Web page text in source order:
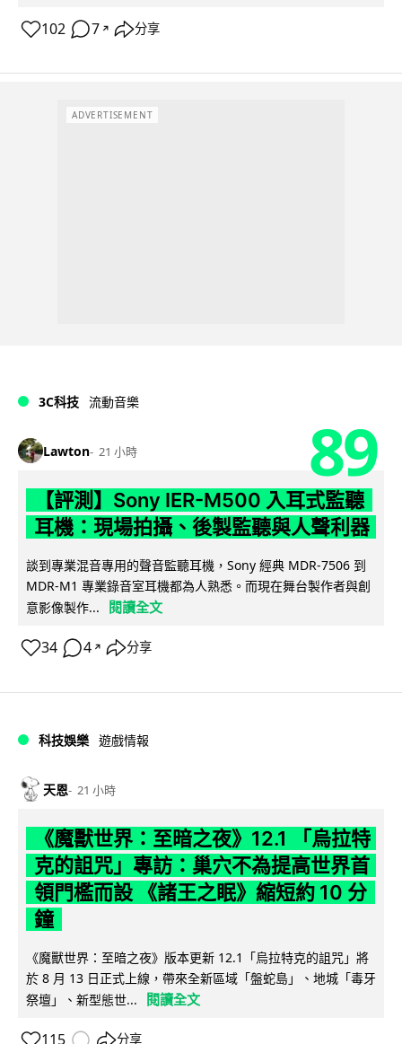
102 7 ↗ 分享
ADVERTISEMENT
3C科技 流動音樂
Lawton 21 小時 89
【評測】Sony IER-M500 入耳式監聽
耳機：現場拍攝、後製監聽與人聲利器
談到專業混音專用的聲音監聽耳機，Sony 經典 MDR-7506 到
MDR-M1 專業錄音室耳機都為人熟悉。而現在舞台製作者與創
意影像製作...
閱讀全文
34 4 ↗ 分享
科技娛樂 遊戲情報
天恩 21 小時
《魔獸世界：至暗之夜》12.1 「烏拉特
克的詛咒」專訪：巢穴不為提高世界首
領門檻而設 《諸王之眠》縮短約 10 分
鐘
《魔獸世界：至暗之夜》版本更新 12.1「烏拉特克的詛咒」將
於 8 月 13 日正式上線，帶來全新區域「盤蛇島」、地城「毒牙
祭壇」、新型態世...
閱讀全文
分享